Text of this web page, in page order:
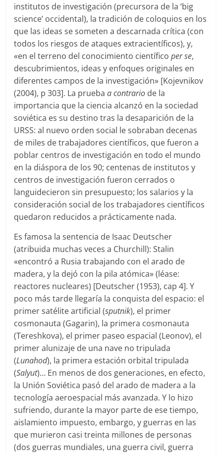
institutos de investigación (precursora de la ‘big
science’ occidental), la tradición de coloquios en los
que las ideas se someten a descarnada crítica (con
todos los riesgos de ataques extracientíficos), y,
«en el terreno del conocimiento científicoper se,
descubrimientos, ideas y enfoques originales en
diferentes campos de la investigación» [Kojevnikov
(2004), p 303]. La pruebaa contrario de la
importancia que la ciencia alcanzó en la sociedad
soviética es su destino tras la desaparición de la
URSS: al nuevo orden social le sobraban decenas
de miles de trabajadores científicos, que fueron a
poblar centros de investigación en todo el mundo
en la diáspora de los 90; centenas de institutos y
centros de investigación fueron cerrados o
languidecieron sin presupuesto; los salarios y la
consideración social de los trabajadores científicos
quedaron reducidos a prácticamente nada.
Es famosa la sentencia de Isaac Deutscher
(atribuida muchas veces a Churchill): Stalin
«encontró a Rusia trabajando con el arado de
madera, y la dejó con la pila atómica» (léase:
reactores nucleares) [Deutscher (1953), cap 4]. Y
poco más tarde llegaría la conquista del espacio: el
primer satélite artificial (sputnik), el primer
cosmonauta (Gagarin), la primera cosmonauta
(Tereshkova), el primer paseo espacial (Leonov), el
primer alunizaje de una nave no tripulada
(Lunahod), la primera estación orbital tripulada
(Salyut)… En menos de dos generaciones, en efecto,
la Unión Soviética pasó del arado de madera a la
tecnología aeroespacial más avanzada. Y lo hizo
sufriendo, durante la mayor parte de ese tiempo,
aislamiento impuesto, embargo, y guerras en las
que murieron casi treinta millones de personas
(dos guerras mundiales, una guerra civil, guerra